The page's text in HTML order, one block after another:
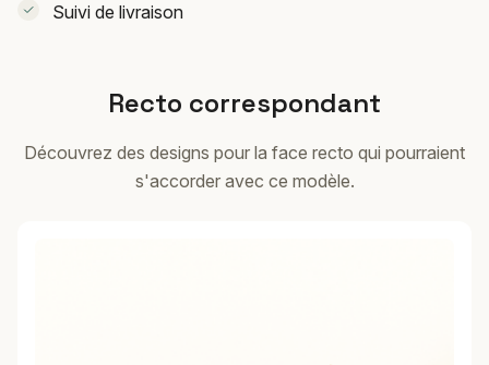
Suivi de livraison
Recto correspondant
Découvrez des designs pour la face recto qui pourraient
s'accorder avec ce modèle.